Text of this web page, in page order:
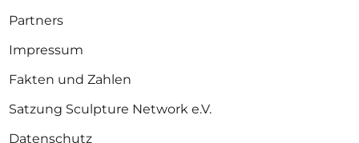
Partners
Impressum
Fakten und Zahlen
Satzung Sculpture Network e.V.
Datenschutz